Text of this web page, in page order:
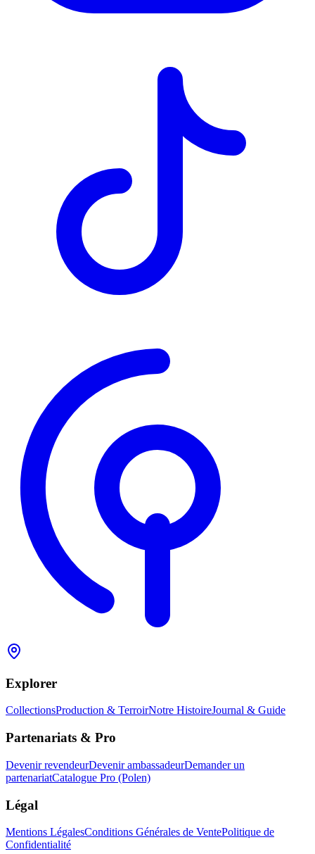
Explorer
CollectionsProduction & TerroirNotre HistoireJournal & Guide
Partenariats & Pro
Devenir revendeurDevenir ambassadeurDemander un
partenariatCatalogue Pro (Polen)
Légal
Mentions LégalesConditions Générales de VentePolitique de
Confidentialité